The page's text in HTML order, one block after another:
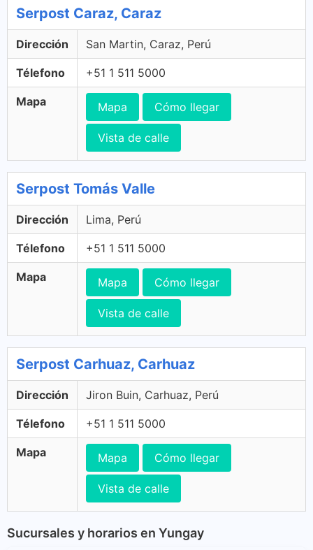
Serpost Caraz, Caraz
Dirección San Martin, Caraz, Perú
Télefono +51 1 511 5000
Mapa Mapa Cómo llegar
Vista de calle
Serpost Tomás Valle
Dirección Lima, Perú
Télefono +51 1 511 5000
Mapa Mapa Cómo llegar
Vista de calle
Serpost Carhuaz, Carhuaz
Dirección Jiron Buin, Carhuaz, Perú
Télefono +51 1 511 5000
Mapa Mapa Cómo llegar
Vista de calle
Sucursales y horarios en Yungay